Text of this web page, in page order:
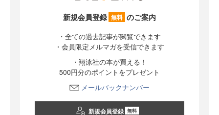
新規会員登録 無料 のご案内
・全ての過去記事が閲覧できます
・会員限定メルマガを受信できます
・翔泳社の本が買える！
500円分のポイントをプレゼント
メールバックナンバー
新規会員登録 無料